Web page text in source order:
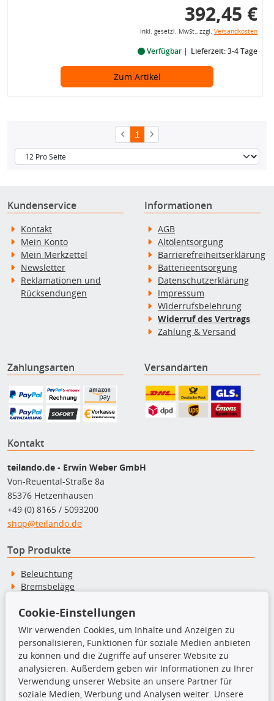
392,45 €
inkl. gesetzl. MwSt., zzgl. Versandkosten
Verfügbar Lieferzeit: 3-4 Tage
Zum Artikel
1
Kundenservice
Kontakt
Mein Konto
Mein Merkzettel
Newsletter
Reklamationen und
Rücksendungen
Informationen
AGB
Altölentsorgung
Barrierefreiheitserklärung
Batterieentsorgung
Datenschutzerklärung
Impressum
Widerrufsbelehrung
Widerruf des Vertrags
Zahlung & Versand
Zahlungsarten Versandarten
Kontakt
teilando.de - Erwin Weber GmbH
Von-Reuental-Straße 8a
85376 Hetzenhausen
+49 (0) 8165 / 5093200
shop@teilando.de
Top Produkte
Beleuchtung
Bremsbeläge
Kupplungssatz
Querlenker
Radlager
Stoßdämpfer
TecDoc Inside
Cookie-Einstellungen
Wir verwenden Cookies, um Inhalte und Anzeigen zu
personalisieren, Funktionen für soziale Medien anbieten
zu können und die Zugriffe auf unserer Website zu
analysieren. Außerdem geben wir Informationen zu Ihrer
Verwendung unserer Website an unsere Partner für
soziale Medien, Werbung und Analysen weiter. Unsere